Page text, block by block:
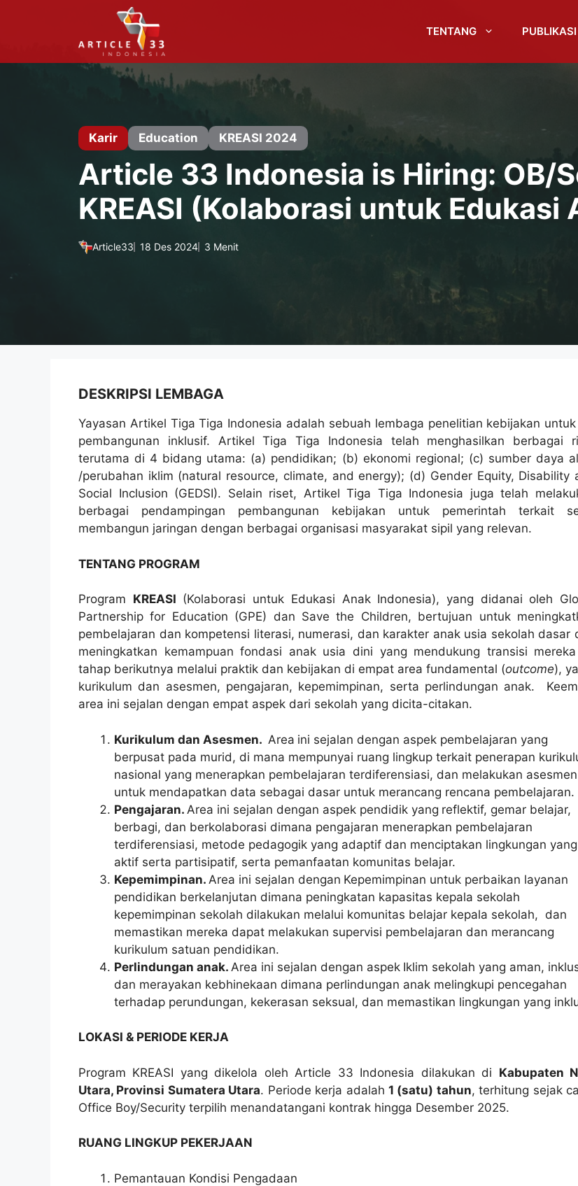
TENTANG PUBLIKASI
Karir Education KREASI 2024
Article 33 Indonesia is Hiring: OB/
KREASI (Kolaborasi untuk Edukasi
Article33 18 Des 2024 3 Menit
DESKRIPSI LEMBAGA
Yayasan Artikel Tiga Tiga Indonesia adalah sebuah lembaga penelitian kebijakan
pembangunan inklusif. Artikel Tiga Tiga Indonesia telah menghasilkan berbagai
terutama di 4 bidang utama: (a) pendidikan; (b) ekonomi regional; (c) sumber daya
/perubahan iklim (natural resource, climate, and energy); (d) Gender Equity, Disability
Social Inclusion (GEDSI). Selain riset, Artikel Tiga Tiga Indonesia juga telah
berbagai pendampingan pembangunan kebijakan untuk pemerintah terkait
membangun jaringan dengan berbagai organisasi masyarakat sipil yang relevan.
TENTANG PROGRAM
Program KREASI (Kolaborasi untuk Edukasi Anak Indonesia), yang didanai oleh
Partnership for Education (GPE) dan Save the Children, bertujuan untuk
pembelajaran dan kompetensi literasi, numerasi, dan karakter anak usia sekolah dasar
meningkatkan kemampuan fondasi anak usia dini yang mendukung transisi
tahap berikutnya melalui praktik dan kebijakan di empat area fundamental (outcome),
kurikulum dan asesmen, pengajaran, kepemimpinan, serta perlindungan anak.
area ini sejalan dengan empat aspek dari sekolah yang dicita-citakan.
Kurikulum dan Asesmen. Area ini sejalan dengan aspek pembelajaran yang
berpusat pada murid, di mana mempunyai ruang lingkup terkait penerapan
nasional yang menerapkan pembelajaran terdiferensiasi, dan melakukan asesmen
untuk mendapatkan data sebagai dasar untuk merancang rencana pembelajaran.
Pengajaran. Area ini sejalan dengan aspek pendidik yang reflektif, gemar belajar,
berbagi, dan berkolaborasi dimana pengajaran menerapkan pembelajaran
terdiferensiasi, metode pedagogik yang adaptif dan menciptakan lingkungan yang
aktif serta partisipatif, serta pemanfaatan komunitas belajar.
Kepemimpinan. Area ini sejalan dengan Kepemimpinan untuk perbaikan layanan
pendidikan berkelanjutan dimana peningkatan kapasitas kepala sekolah
kepemimpinan sekolah dilakukan melalui komunitas belajar kepala sekolah, dan
memastikan mereka dapat melakukan supervisi pembelajaran dan merancang
kurikulum satuan pendidikan.
Perlindungan anak. Area ini sejalan dengan aspek Iklim sekolah yang aman,
dan merayakan kebhinekaan dimana perlindungan anak melingkupi pencegahan
terhadap perundungan, kekerasan seksual, dan memastikan lingkungan yang
LOKASI & PERIODE KERJA
Program KREASI yang dikelola oleh Article 33 Indonesia dilakukan di Kabupaten
Utara, Provinsi Sumatera Utara. Periode kerja adalah 1 (satu) tahun, terhitung sejak
Office Boy/Security terpilih menandatangani kontrak hingga Desember 2025.
RUANG LINGKUP PEKERJAAN
Pemantauan Kondisi Pengadaan